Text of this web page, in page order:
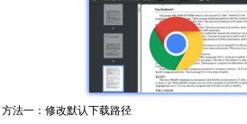
方法一：修改默认下载路径